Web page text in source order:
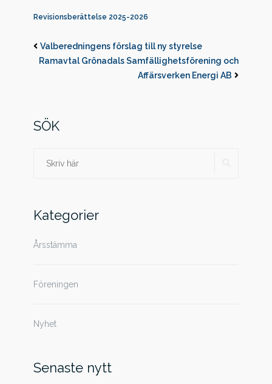
Revisionsberättelse 2025-2026
Valberedningens förslag till ny styrelse
Ramavtal Grönadals Samfällighetsförening och
Affärsverken Energi AB
SÖK
Sök
Kategorier
Årsstämma
Föreningen
Nyhet
Senaste nytt